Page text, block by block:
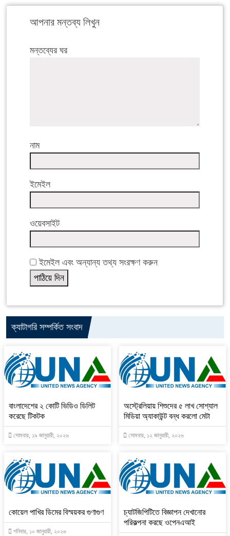
আপনার মন্তব্য লিখুন
মন্তব্যের ঘর
নাম
ইমেইল
ওয়েবসাইট
ইমেইল এবং অন্যান্য তথ্য সংরক্ষণ করুন
ক্যাটাগরি সম্পর্কিত সংবাদ
বাংলাদেশের ২ কোটি ভিডিও ডিলিট
করেছে টিকটক
সোমবার, ১৯ জানুয়ারী, ২০২৬
অস্ট্রেলিয়ায় শিশুদের ৫ লাখ সোশ্যাল
মিডিয়া অ্যাকাউন্ট বন্ধ করলো মেটা
সোমবার, ১২ জানুয়ারী, ২০২৬
কোয়েল পাখির ডিমের বিস্ময়কর গুণাগুণ
শনিবার, ১০ জানুয়ারী, ২০২৬
চ্যাটজিপিটিতে বিজ্ঞাপন দেখানোর
পরিকল্পনা করছে ওপেনএআই